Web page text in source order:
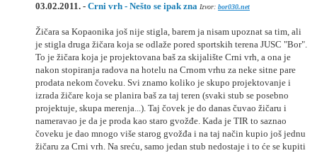
03.02.2011. - Crni vrh - Nešto se ipak zna Izvor: bor030.net
Žičara sa Kopaonika još nije stigla, barem ja nisam upoznat sa tim, ali
je stigla druga žičara koja se odlaže pored sportskih terena JUSC "Bor".
To je žičara koja je projektovana baš za skijalište Crni vrh, a ona je
nakon stopiranja radova na hotelu na Crnom vrhu za neke sitne pare
prodata nekom čoveku. Svi znamo koliko je skupo projektovanje i
izrada žičare koja se planira baš za taj teren (svaki stub se posebno
projektuje, skupa merenja...). Taj čovek je do danas čuvao žičaru i
nameravao je da je proda kao staro gvožđe. Kada je TIR to saznao
čoveku je dao mnogo više starog gvožđa i na taj način kupio još jednu
žičaru za Crni vrh. Na sreću, samo jedan stub nedostaje i to će se kupiti